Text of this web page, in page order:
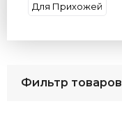
Для Прихожей
Фильтр товаров